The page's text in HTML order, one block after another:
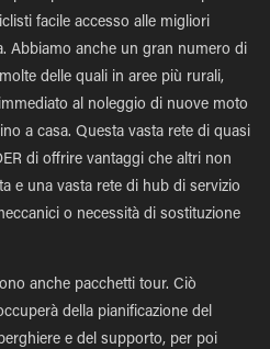
facile accesso alle migliori
Abbiamo anche un gran numero di
delle quali in aree più rurali,
al noleggio di nuove moto
a casa. Questa vasta rete di quasi
di offrire vantaggi che altri non
e una vasta rete di hub di servizio
o necessità di sostituzione
anche pacchetti tour. Ciò
della pianificazione del
e del supporto, per poi